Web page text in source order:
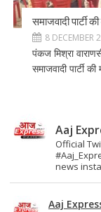
समाजवादी पार्टी
8 DECEMBER
पंकज मिश्रा
समाजवादी पार्टी
Aaj
Official
news
Aaj